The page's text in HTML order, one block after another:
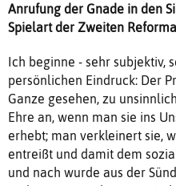
Anrufung der Gnade in den
Spielart der Zweiten
Ich beginne - sehr subjektiv,
persönlichen Eindruck: Der
Ganze gesehen, zu
Ehre an, wenn man sie ins
erhebt; man verkleinert sie,
entreißt und damit dem
und nach wurde aus der